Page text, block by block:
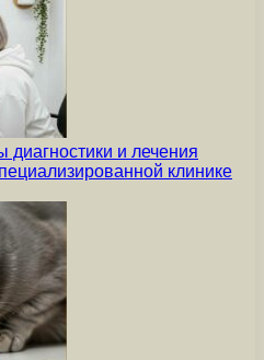
и лечения
клинике